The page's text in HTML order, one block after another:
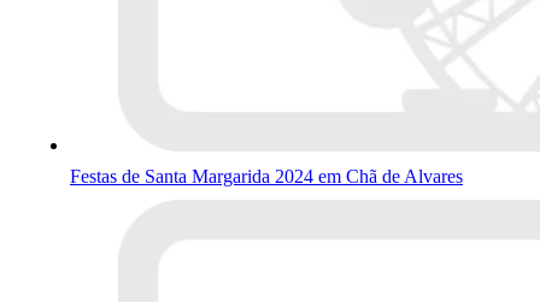
Festas de Santa Margarida 2024 em Chã de Alvares